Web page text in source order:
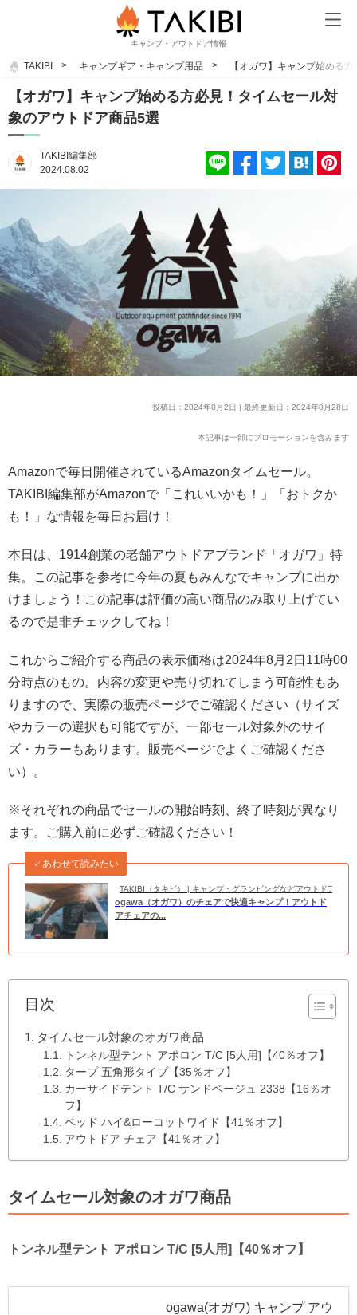
キャンプ・アウトドア情報
TAKIBI キャンプギア・キャンプ用品 【オガワ】キャンプ始める
【オガワ】キャンプ始める方必見！タイムセール対
象のアウトドア商品5選
TAKIBI編集部
2024.08.02
投稿日：2024年8月2日 | 最終更新日：2024年8月28日
本記事は一部にプロモーションを含みます
Amazonで毎日開催されているAmazonタイムセール。
TAKIBI編集部がAmazonで「これいいかも！」「おトクか
も！」な情報を毎日お届け！
本日は、1914創業の老舗アウトドアブランド「オガワ」特
集。この記事を参考に今年の夏もみんなでキャンプに出か
けましょう！この記事は評価の高い商品のみ取り上げてい
るので是非チェックしてね！
これからご紹介する商品の表示価格は2024年8月2日11時00
分時点のもの。内容の変更や売り切れてしまう可能性もあ
りますので、実際の販売ページでご確認ください（サイズ
やカラーの選択も可能ですが、一部セール対象外のサイ
ズ・カラーもあります。販売ページでよくご確認くださ
い）。
※それぞれの商品でセールの開始時刻、終了時刻が異なり
ます。ご購入前に必ずご確認ください！
TAKIBI（タキビ） | キャンプ・グランピングなどアウトドアの総
✓あわせて読みたい
ogawa（オガワ）のチェアで快適キャンプ！アウトド
アチェアの...
目次
タイムセール対象のオガワ商品
トンネル型テント アポロン T/C [5人用]【40％オフ】
タープ 五角形タイプ【35％オフ】
カーサイドテント T/C サンドベージュ 2338【16％オ
フ】
ベッド ハイ&ローコットワイド【41％オフ】
アウトドア チェア【41％オフ】
タイムセール対象のオガワ商品
トンネル型テント アポロン T/C [5人用]【40％オフ】
ogawa(オガワ) キャンプ アウ